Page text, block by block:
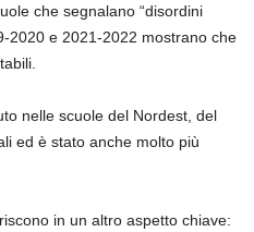
che segnalano “disordini
2020 e 2021-2022 mostrano che
nelle scuole del Nordest, del
ed è stato anche molto più
in un altro aspetto chiave: